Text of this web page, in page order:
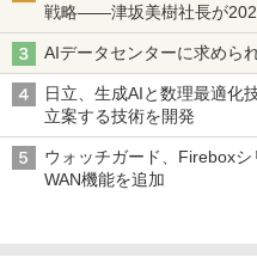
戦略――津坂美樹社長が
AIデータセンターに求めら
日立、生成AIと数理最適化
立案する技術を開発
ウォッチガード、Firebox
WAN機能を追加